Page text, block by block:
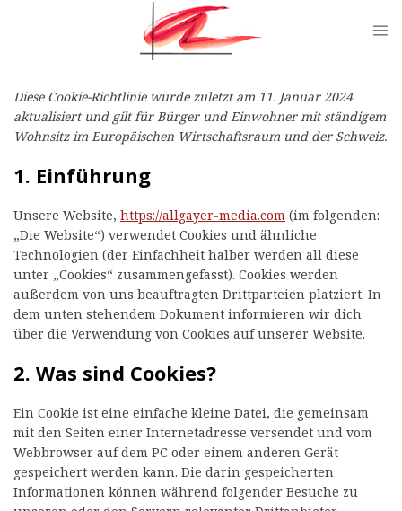
Diese Cookie-Richtlinie wurde zuletzt am 11. Januar 2024
aktualisiert und gilt für Bürger und Einwohner mit ständigem
Wohnsitz im Europäischen Wirtschaftsraum und der Schweiz.
1. Einführung
Unsere Website, https://allgayer-media.com (im folgenden:
„Die Website“) verwendet Cookies und ähnliche
Technologien (der Einfachheit halber werden all diese
unter „Cookies“ zusammengefasst). Cookies werden
außerdem von uns beauftragten Drittparteien platziert. In
dem unten stehendem Dokument informieren wir dich
über die Verwendung von Cookies auf unserer Website.
2. Was sind Cookies?
Ein Cookie ist eine einfache kleine Datei, die gemeinsam
mit den Seiten einer Internetadresse versendet und vom
Webbrowser auf dem PC oder einem anderen Gerät
gespeichert werden kann. Die darin gespeicherten
Informationen können während folgender Besuche zu